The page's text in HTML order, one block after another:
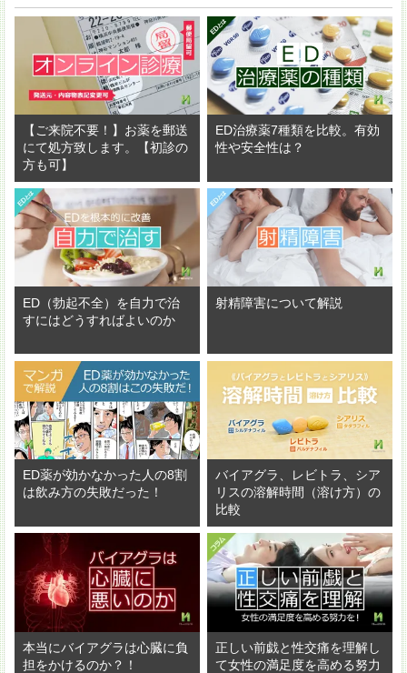
【ご来院不要！】お薬を郵送
にて処方致します。【初診の
方も可】
ED治療薬7種類を比較。有効
性や安全性は？
ED（勃起不全）を自力で治
すにはどうすればよいのか
射精障害について解説
ED薬が効かなかった人の8割
は飲み方の失敗だった！
バイアグラ、レビトラ、シア
リスの溶解時間（溶け方）の
比較
本当にバイアグラは心臓に負
担をかけるのか？！
正しい前戯と性交痛を理解し
て女性の満足度を高める努力